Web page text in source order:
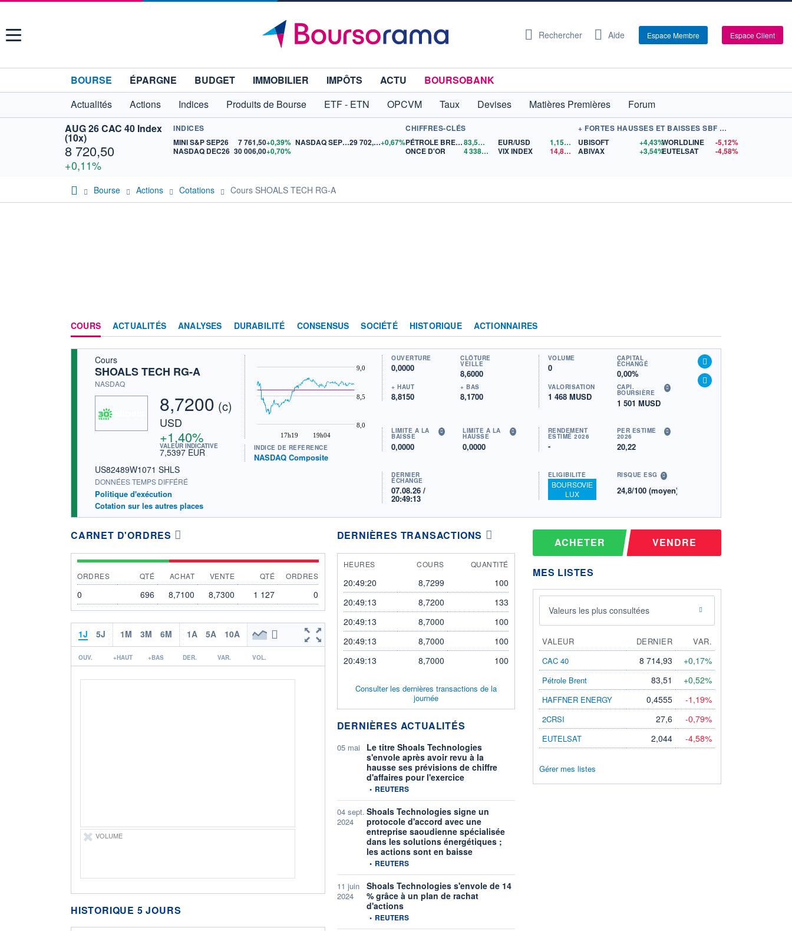
Menu Rechercher Aide Espace Membre Espace Client
BOURSE ÉPARGNE BUDGET IMMOBILIER IMPÔTS ACTU
BOURSOBANK
Actualités
Actions Indices Produits de Bourse ETF - ETN OPCVM Taux Devises Matières Premières
Forum
AUG 26 CAC 40 Index
(10x)
8 720,50
+0,11%
INDICES
MINI S&P SEP26
7 761,50+0,39%
NASDAQ DEC26 30 006,00+0,70%
NASDAQ SEP26 29 702,25+0,67%
CHIFFRES-CLÉS
PÉTROLE BRENT
83,51$US
ONCE D'OR
4 338,99 $US
EUR/USD 1,1565
$US
VIX INDEX
14,87$US
+ FORTES HAUSSES ET BAISSES SBF 120
UBISOFT
+4,43%
ABIVAX
+3,54%
WORLDLINE
-5,12%
EUTELSAT
-4,58%
Bourse Actions Cotations Cours SHOALS TECH RG-A
COURS ACTUALITÉS ANALYSES DURABILITÉ CONSENSUS SOCIÉTÉ HISTORIQUE ACTIONNAIRES
Cours
SHOALS TECH RG-A
NASDAQ
8,7200 (c)
USD
+1,40%
VALEUR INDICATIVE
7,5397 EUR
US82489W1071 SHLS
DONNÉES TEMPS DIFFÉRÉ
Politique d'exécution
Cotation sur les autres places
17h19 19h04
8,0
8,5
9,0
INDICE DE RÉFÉRENCE
NASDAQ Composite
OUVERTURE
0,0000
CLÔTURE
VEILLE
8,6000
+ HAUT
8,8150
+ BAS
8,1700
VOLUME
0
CAPITAL
ÉCHANGÉ
0,00%
VALORISATION
1 468 MUSD
CAPI.
BOURSIÈRE
1 501 MUSD
LIMITE À LA
BAISSE
0,0000
LIMITE À LA
HAUSSE
0,0000
RENDEMENT
ESTIMÉ 2026
-
PER ESTIMÉ
2026
20,22
DERNIER
ÉCHANGE
07.08.26 /
20:49:13
ÉLIGIBILITÉ
BOURSOVIE
LUX
RISQUE ESG
24,8/100 (moyen)
CARNET D'ORDRES
ORDRES QTÉ ACHAT VENTE QTÉ ORDRES
0 696 8,7100 8,7300 1 127 0
1J 5J 1M 3M 6M 1A 5A 10A
OUV. +HAUT +BAS DER. VAR. VOL.
VOLUME
HISTORIQUE 5 JOURS
DERNIÈRES TRANSACTIONS
HEURES COURS QUANTITÉ
20:49:20 8,7299
100
20:49:13
8,7200
133
20:49:13
8,7000
100
20:49:13
8,7000
100
20:49:13
8,7000 100
Consulter les dernières transactions de la
journée
DERNIÈRES ACTUALITÉS
05 mai
Le titre Shoals Technologies
s'envole après avoir revu à la
hausse ses prévisions de chiffre
d'affaires pour l'exercice
information fournie par
• REUTERS
04 sept.
2024
Shoals Technologies signe un
protocole d'accord avec une
entreprise saoudienne spécialisée
dans les solutions énergétiques ;
les actions sont en baisse
information fournie par
• REUTERS
11 juin
2024
Shoals Technologies s'envole de 14
% grâce à un plan de rachat
d'actions
information fournie par
• REUTERS
ACHETER VENDRE
MES LISTES
Valeurs les plus consultées
VALEUR DERNIER
VAR.
CAC 40
8 714,93 +0,17%
Pétrole Brent 83,51 +0,52%
HAFFNER ENERGY 0,4555 -1,19%
2CRSI 27,6 -0,79%
EUTELSAT 2,044 -4,58%
Gérer mes listes